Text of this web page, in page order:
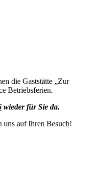
die Gaststätte „Zur
Betriebsferien.
wieder für Sie da.
auf Ihren Besuch!